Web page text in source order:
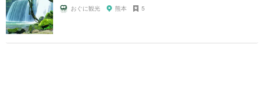
おぐに観光 熊本 5